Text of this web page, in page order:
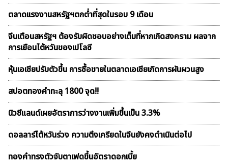
ตลาดเเรงงานสหรัฐฯตกต่ำที่สุดในรอบ 9 เดือน
จีนเตือนสหรัฐฯ ต้องรับผิดชอบอย่างเต็มที่หากเกิดสงคราม ผลจาก
การเยือนไต้หวันของเปโลซี
หุ้นเอเชียปรับตัวขึ้น การซื้อขายในตลาดเอเชียเกิดการผันผวนสูง
สปอตทองคำทะลุ 1800 จุด!!
นิวซีแลนด์เผยอัตราการว่างงานเพิ่มขึ้นเป็น 3.3%
ดอลลาร์ไต้หวันร่วง ความตึงเครียดในจีนยังคงดำเนินต่อไป
ทองคำทรงตัวจับตาเฟดขึ้นอัตราดอกเบี้ย